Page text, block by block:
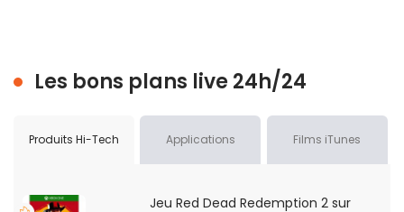
Les bons plans live 24h/24
Produits Hi-Tech Applications Films iTunes
Jeu Red Dead Redemption 2 sur